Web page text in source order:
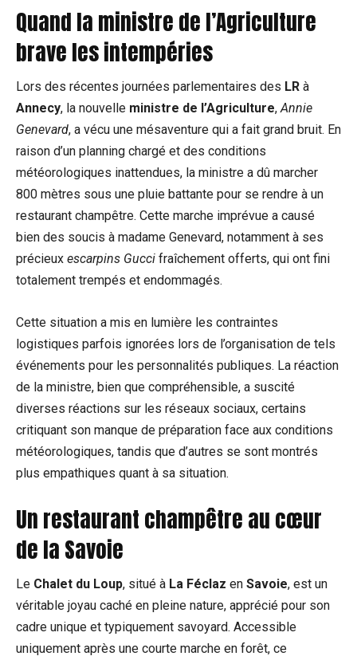
Quand la ministre de l’Agriculture
brave les intempéries
Lors des récentes journées parlementaires des LR à
Annecy, la nouvelle ministre de l’Agriculture,Annie
Genevard, a vécu une mésaventure qui a fait grand bruit. En
raison d’un planning chargé et des conditions
météorologiques inattendues, la ministre a dû marcher
800 mètres sous une pluie battante pour se rendre à un
restaurant champêtre. Cette marche imprévue a causé
bien des soucis à madame Genevard, notamment à ses
précieux escarpins Gucci fraîchement offerts, qui ont fini
totalement trempés et endommagés.
Cette situation a mis en lumière les contraintes
logistiques parfois ignorées lors de l’organisation de tels
événements pour les personnalités publiques. La réaction
de la ministre, bien que compréhensible, a suscité
diverses réactions sur les réseaux sociaux, certains
critiquant son manque de préparation face aux conditions
météorologiques, tandis que d’autres se sont montrés
plus empathiques quant à sa situation.
Un restaurant champêtre au cœur
de la Savoie
Le Chalet du Loup, situé à La Féclaz en Savoie, est un
véritable joyau caché en pleine nature, apprécié pour son
cadre unique et typiquement savoyard. Accessible
uniquement après une courte marche en forêt, ce